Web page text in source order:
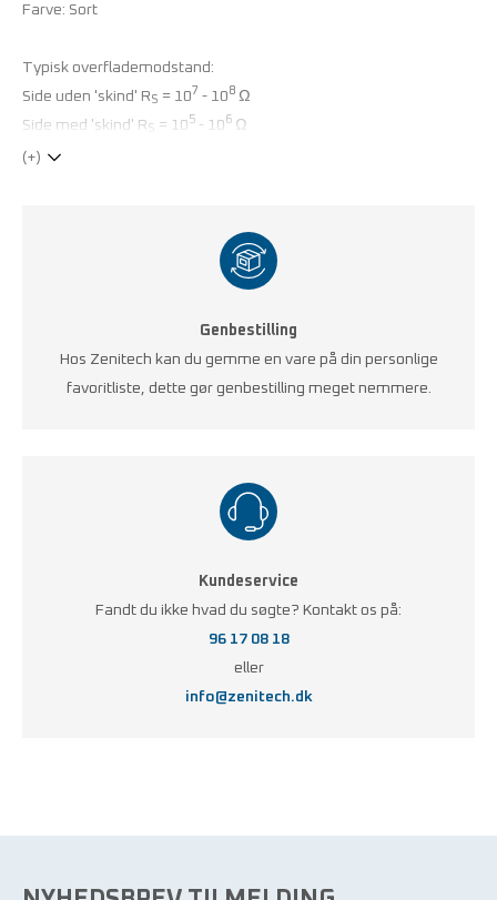
Farve: Sort
Typisk overflademodstand:
Side uden 'skind' R S = 10 7 - 10 8 Ω
Side med 'skind' R S = 10 5 - 10 6 Ω
(+)
Genbestilling
Hos Zenitech kan du gemme en vare på din personlige
favoritliste, dette gør genbestilling meget nemmere.
Kundeservice
Fandt du ikke hvad du søgte? Kontakt os på:
96 17 08 18
eller
info@zenitech.dk